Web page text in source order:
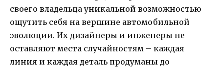
своего владельца уникальной возможностью
ощутить себя на вершине автомобильной
эволюции. Их дизайнеры и инженеры не
оставляют места случайностям – каждая
линия и каждая деталь продуманы до